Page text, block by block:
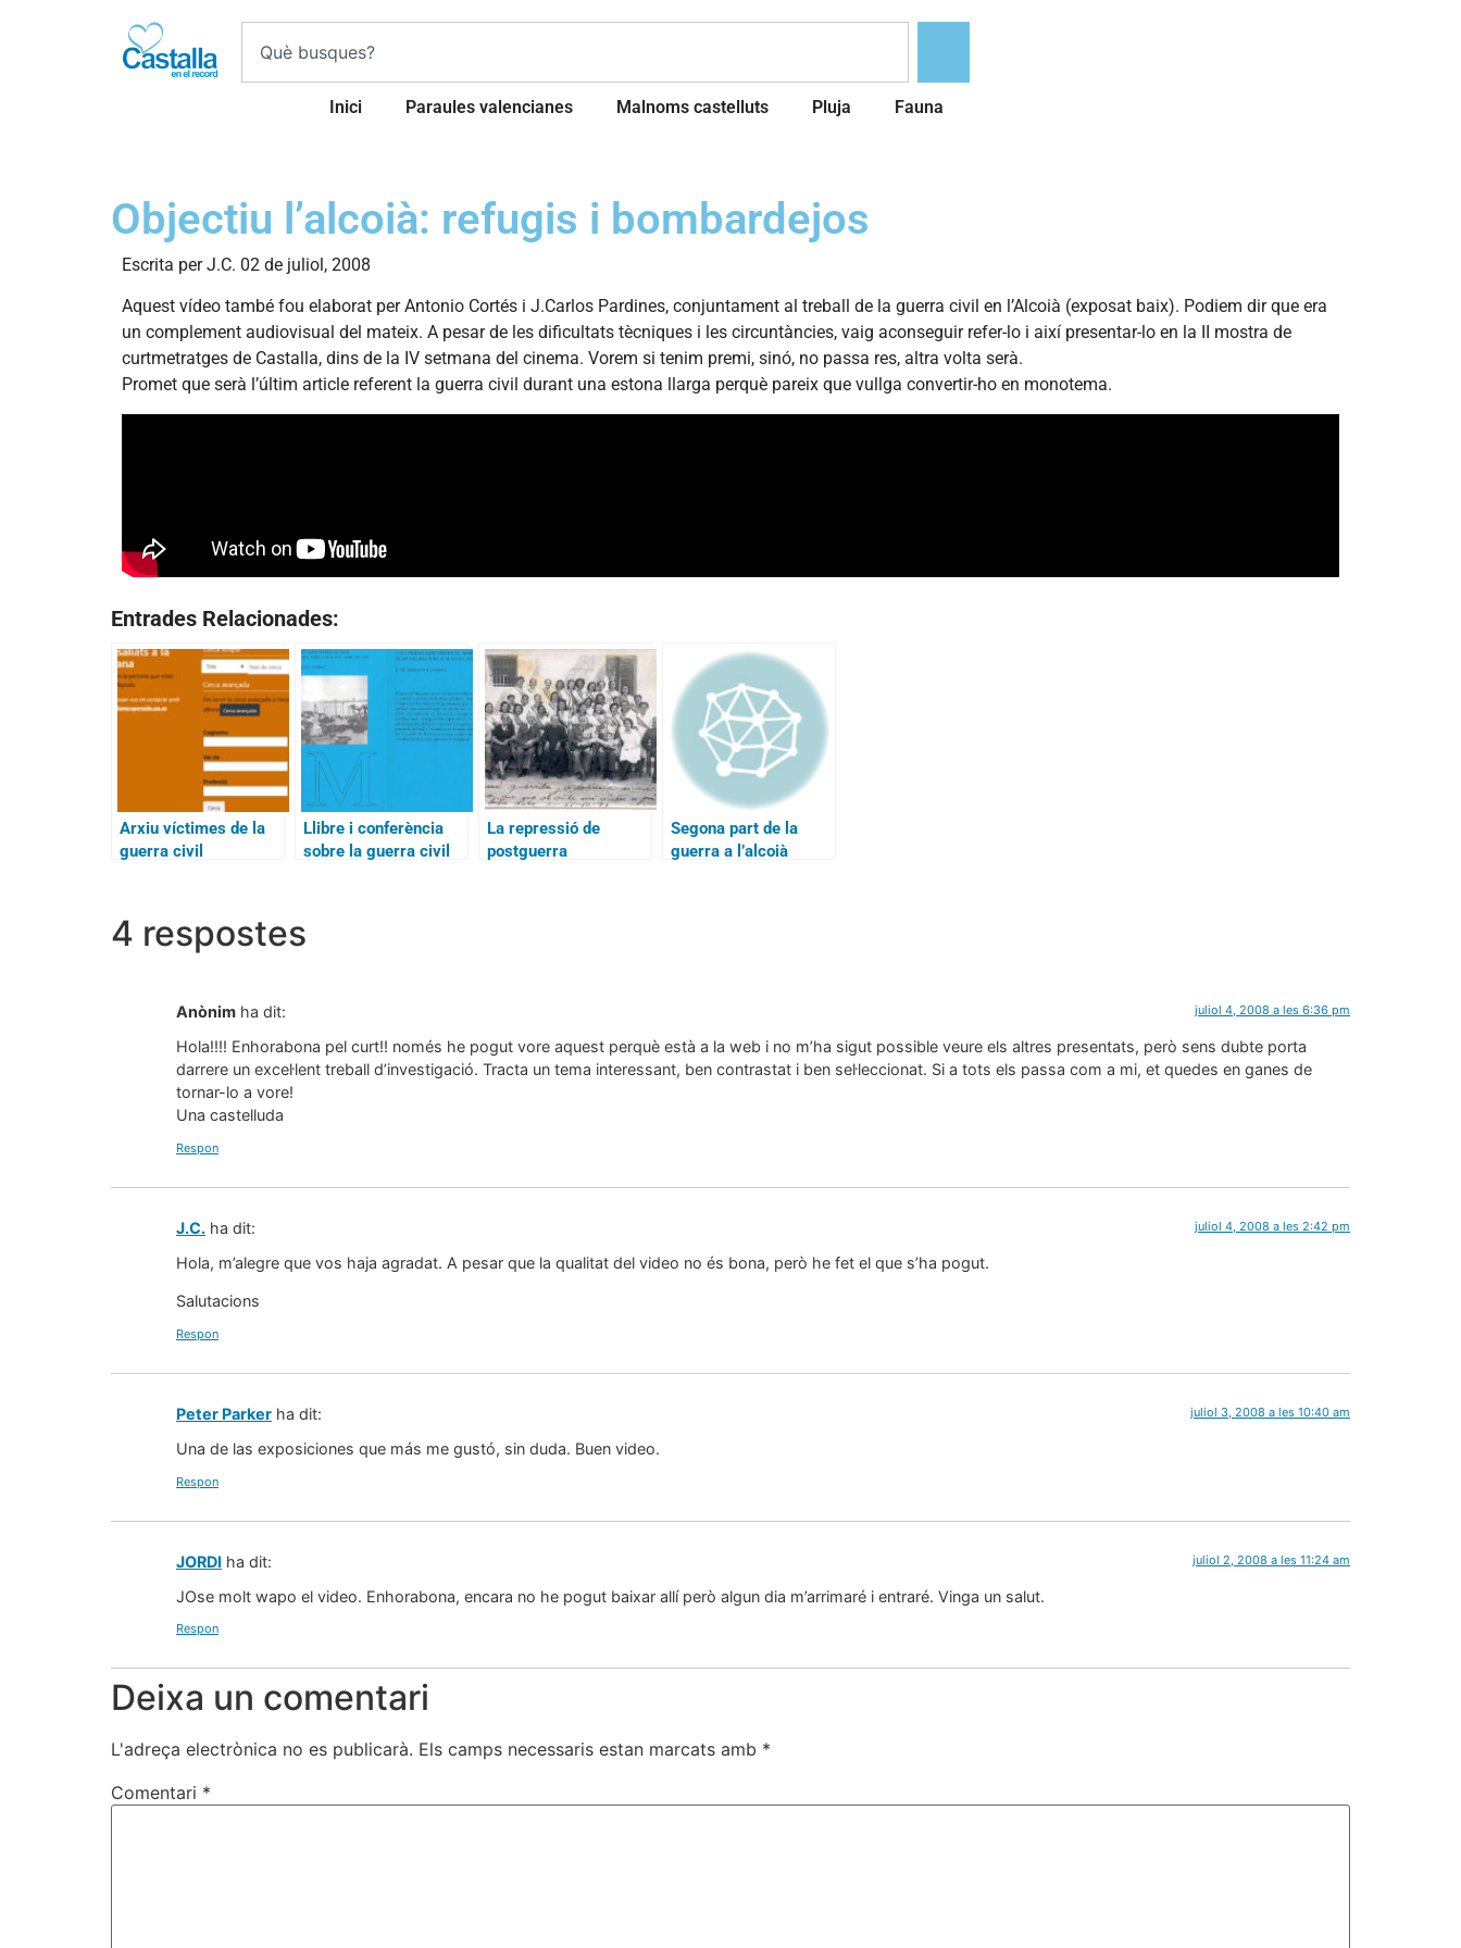
Inici Paraules valencianes Malnoms castelluts Pluja Fauna
Objectiu l’alcoià: refugis i bombardejos
Escrita per J.C. 02 de juliol, 2008
Aquest vídeo també fou elaborat per Antonio Cortés i J.Carlos Pardines, conjuntament al treball de la guerra civil en l’Alcoià (exposat baix). Podiem dir que era
un complement audiovisual del mateix. A pesar de les dificultats tècniques i les circuntàncies, vaig aconseguir refer-lo i així presentar-lo en la II mostra de
curtmetratges de Castalla, dins de la IV setmana del cinema. Vorem si tenim premi, sinó, no passa res, altra volta serà.
Promet que serà l’últim article referent la guerra civil durant una estona llarga perquè pareix que vullga convertir-ho en monotema.
Entrades Relacionades:
Arxiu víctimes de la
guerra civil
Llibre i conferència
sobre la guerra civil
La repressió de
postguerra
Segona part de la
guerra a l’alcoià
4 respostes
Anònim ha dit: juliol 4, 2008 a les 6:36 pm
Hola!!!! Enhorabona pel curt!! només he pogut vore aquest perquè està a la web i no m’ha sigut possible veure els altres presentats, però sens dubte porta
darrere un excel·lent treball d’investigació. Tracta un tema interessant, ben contrastat i ben sel·leccionat. Si a tots els passa com a mi, et quedes en ganes de
tornar-lo a vore!
Una castelluda
Respon
J.C. ha dit: juliol 4, 2008 a les 2:42 pm
Hola, m’alegre que vos haja agradat. A pesar que la qualitat del video no és bona, però he fet el que s’ha pogut.
Salutacions
Respon
Peter Parker ha dit: juliol 3, 2008 a les 10:40 am
Una de las exposiciones que más me gustó, sin duda. Buen video.
Respon
JORDI ha dit: juliol 2, 2008 a les 11:24 am
JOse molt wapo el video. Enhorabona, encara no he pogut baixar allí però algun dia m’arrimaré i entraré. Vinga un salut.
Respon
Deixa un comentari
L'adreça electrònica no es publicarà. Els camps necessaris estan marcats amb *
Comentari *